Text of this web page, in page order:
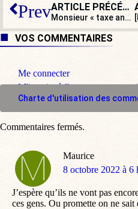
Prev ARTICLE PRÉCÉDENT
Monsieur « taxe anti-Zemmour » étrille
VOS COMMENTAIRES
Me connecter
M'inscrire à l'espace
Charte d'utilisation des
Maurice
dit
8 octobre 2022 à 6
J’espère qu’ils ne vont pas
ces gens. Ou promette on ne sait
Commentaires fermés.